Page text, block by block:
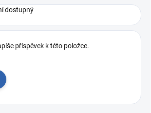
dostupný
příspěvek k této položce.